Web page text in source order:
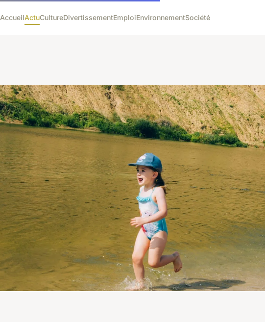
AccueilActuCultureDivertissementEmploiEnvironnementSociété